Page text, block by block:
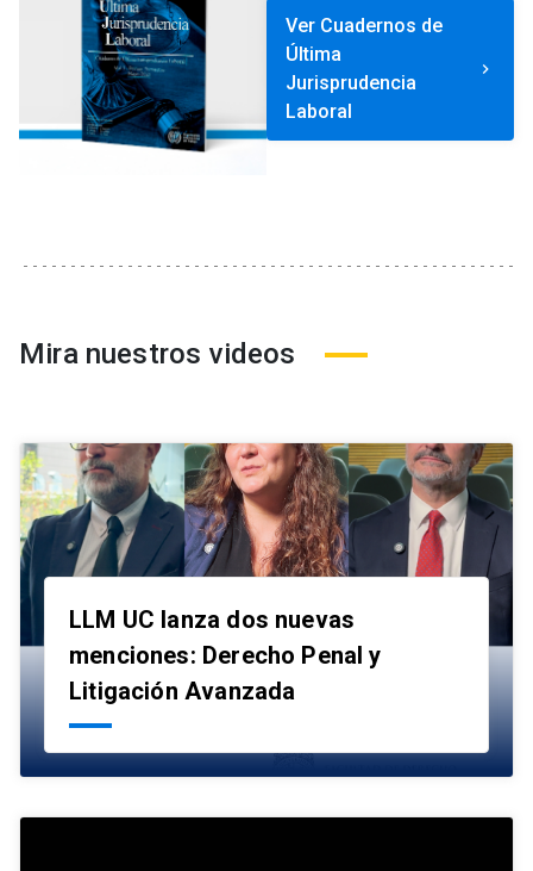
Ver Cuadernos de
Última
Jurisprudencia
Laboral
keyboard_arrow_right
Mira nuestros videos
LLM UC lanza dos nuevas
menciones: Derecho Penal y
Litigación Avanzada